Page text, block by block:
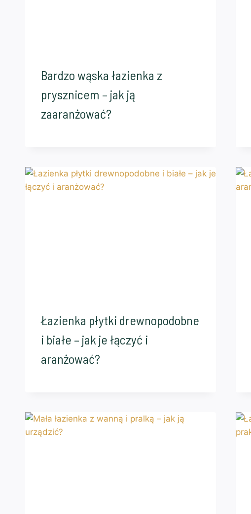
Bardzo wąska łazienka z
prysznicem – jak ją
zaaranżować?
Łazienka płytki drewnopodobne
i białe – jak je łączyć i
aranżować?